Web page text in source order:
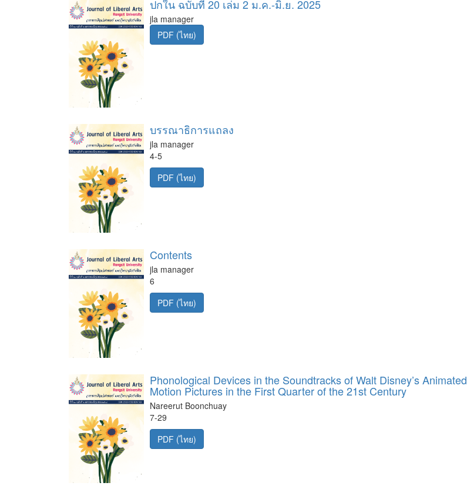
ปกใน ฉบับที่ 20 เล่ม 2 ม.ค.-มิ.ย. 2025
jla manager
PDF (ไทย)
บรรณาธิการแถลง
jla manager
4-5
PDF (ไทย)
Contents
jla manager
6
PDF (ไทย)
Phonological Devices in the Soundtracks of Walt Disney’s Animated
Motion Pictures in the First Quarter of the 21st Century
Nareerut Boonchuay
7-29
PDF (ไทย)